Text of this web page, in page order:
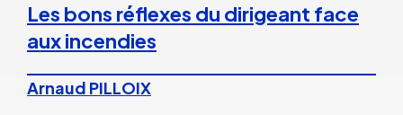
Les bons réflexes du dirigeant face
aux incendies
Arnaud PILLOIX